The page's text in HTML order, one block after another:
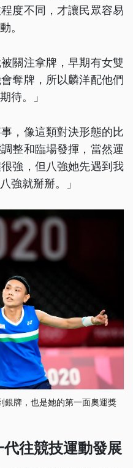
度不同，才讓民眾容易
。
關注拿牌，早期有女雙
奪牌，所以麟洋配他們
待。」
，像這類對決形態的比
整和臨場發揮，當然運
強，但八強她先遇到我
強就掰掰。」
銀牌，也是她的第一面奧運獎
往競技運動發展